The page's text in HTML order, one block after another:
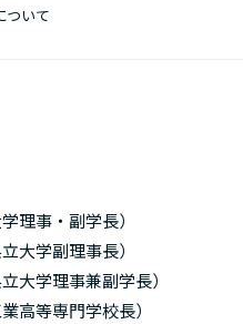
ついて
事・副学長）
学副理事長）
学理事兼副学長）
等専門学校長）